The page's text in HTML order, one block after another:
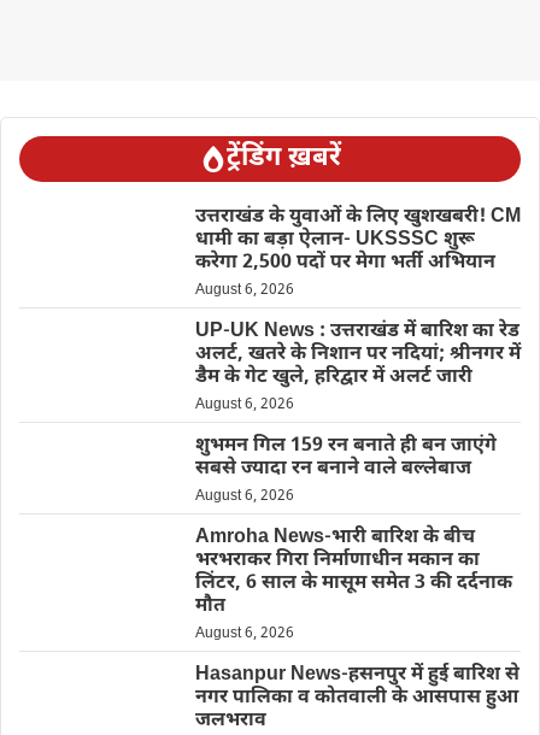
ट्रेंडिंग ख़बरें
उत्तराखंड के युवाओं के लिए खुशखबरी! CM
धामी का बड़ा ऐलान- UKSSSC शुरू
करेगा 2,500 पदों पर मेगा भर्ती अभियान
August 6, 2026
UP-UK News : उत्तराखंड में बारिश का रेड
अलर्ट, खतरे के निशान पर नदियां; श्रीनगर में
डैम के गेट खुले, हरिद्वार में अलर्ट जारी
August 6, 2026
शुभमन गिल 159 रन बनाते ही बन जाएंगे
सबसे ज्यादा रन बनाने वाले बल्लेबाज
August 6, 2026
Amroha News-भारी बारिश के बीच
भरभराकर गिरा निर्माणाधीन मकान का
लिंटर, 6 साल के मासूम समेत 3 की दर्दनाक
मौत
August 6, 2026
Hasanpur News-हसनपुर में हुई बारिश से
नगर पालिका व कोतवाली के आसपास हुआ
जलभराव